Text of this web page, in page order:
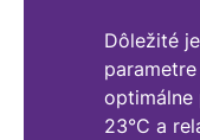
Dôležité
optimálne
23°C a